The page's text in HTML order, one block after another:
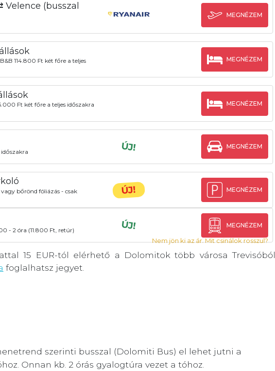
Velence (busszal
MEGNÉZEM
114.800 Ft két főre a teljes
MEGNÉZEM
Ft két főre a teljes időszakra
MEGNÉZEM
ÚJ! MEGNÉZEM
bőrönd fóliázás - csak
ÚJ! MEGNÉZEM
- 2 óra (11.800 Ft, retúr) ÚJ! MEGNÉZEM
Nem jön ki az ár. Mit csinálok rosszul?
15 EUR-tól elérhető a Dolomitok több városa Trevisóból
foglalhatsz jegyet.
szerinti busszal (Dolomiti Bus) el lehet jutni a
Onnan kb. 2 órás gyalogtúra vezet a tóhoz.